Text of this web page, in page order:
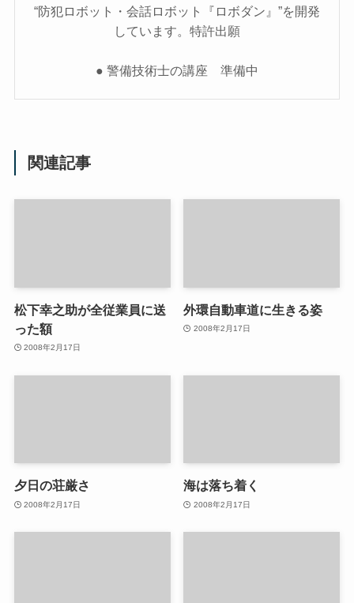
“防犯ロボット・会話ロボット『ロボダン』”を開発
しています。特許出願
● 警備技術士の講座 準備中
関連記事
松下幸之助が全従業員に送
った額
2008年2月17日
外環自動車道に生きる姿
2008年2月17日
夕日の荘厳さ
2008年2月17日
海は落ち着く
2008年2月17日